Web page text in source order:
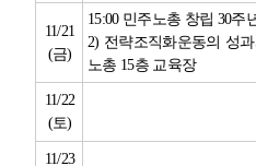
11/21
(금)
15:00 민주노총 창립 30주
2) 전략조직화운동의 성
노총 15층 교육장
11/22
(토)
11/23